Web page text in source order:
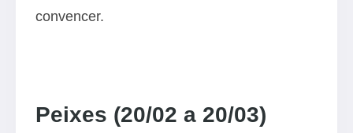
convencer.
Peixes (20/02 a 20/03)